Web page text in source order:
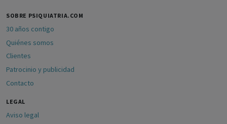
SOBRE PSIQUIATRIA.COM
30 años contigo
Quiénes somos
Clientes
Patrocinio y publicidad
Contacto
LEGAL
Aviso legal